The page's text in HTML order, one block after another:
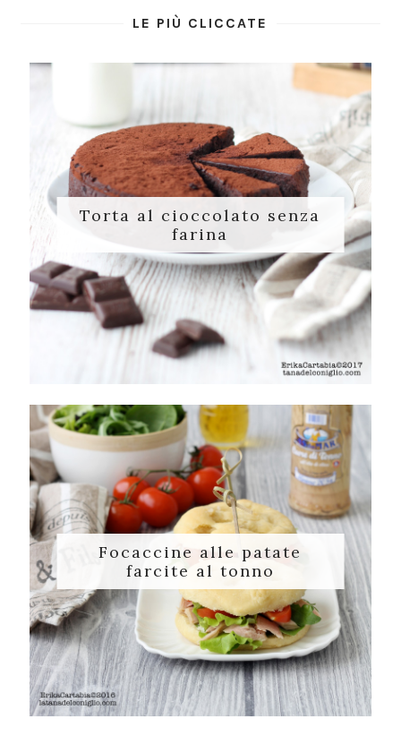
LE PIÙ CLICCATE
Torta al cioccolato senza
farina
Focaccine alle patate
farcite al tonno